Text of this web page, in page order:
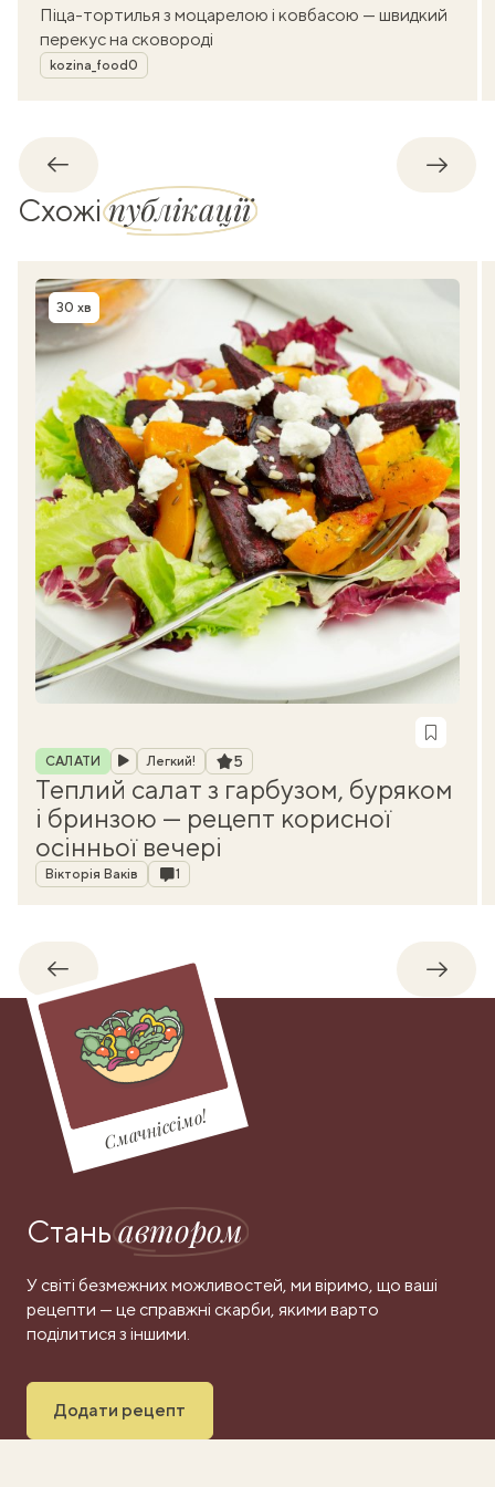
Піца-тортилья з моцарелою і ковбасою — швидкий
перекус на сковороді
Автор
kozina_food0
Назад
Схожіпублікації
Час приготування
30 хв
Рубрика
САЛАТИ Легкий! Рейтинг
5
Теплий салат з гарбузом, буряком
і бринзою — рецепт корисної
осінньої вечері
Автор
Вікторія Ваків Коментарі
1
Назад
Смачніссімо!
Станьавтором
У світі безмежних можливостей, ми віримо, що ваші
рецепти — це справжні скарби, якими варто
поділитися з іншими.
Додати рецепт